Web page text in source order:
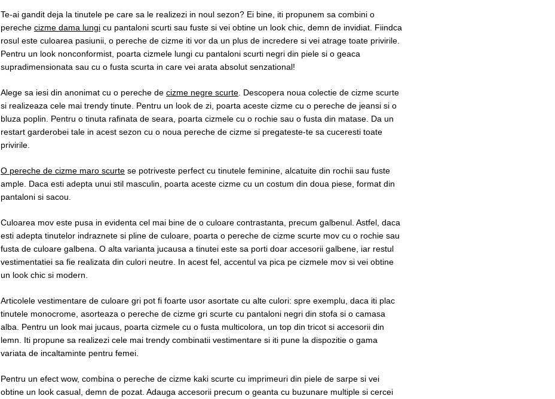
Te-ai gandit deja la tinutele pe care sa le realizezi in noul sezon? Ei bine, iti propunem sa combini o
pereche cizme dama lungi cu pantaloni scurti sau fuste si vei obtine un look chic, demn de invidiat. Fiindca
rosul este culoarea pasiunii, o pereche de cizme iti vor da un plus de incredere si vei atrage toate privirile.
Pentru un look nonconformist, poarta cizmele lungi cu pantaloni scurti negri din piele si o geaca
supradimensionata sau cu o fusta scurta in care vei arata absolut senzational!
Alege sa iesi din anonimat cu o pereche de cizme negre scurte . Descopera noua colectie de cizme scurte
si realizeaza cele mai trendy tinute. Pentru un look de zi, poarta aceste cizme cu o pereche de jeansi si o
bluza poplin. Pentru o tinuta rafinata de seara, poarta cizmele cu o rochie sau o fusta din matase. Da un
restart garderobei tale in acest sezon cu o noua pereche de cizme si pregateste-te sa cuceresti toate
privirile.
O pereche de cizme maro scurte se potriveste perfect cu tinutele feminine, alcatuite din rochii sau fuste
ample. Daca esti adepta unui stil masculin, poarta aceste cizme cu un costum din doua piese, format din
pantaloni si sacou.
Culoarea mov este pusa in evidenta cel mai bine de o culoare contrastanta, precum galbenul. Astfel, daca
esti adepta tinutelor indraznete si pline de culoare, poarta o pereche de cizme scurte mov cu o rochie sau
fusta de culoare galbena. O alta varianta jucausa a tinutei este sa porti doar accesorii galbene, iar restul
vestimentatiei sa fie realizata din culori neutre. In acest fel, accentul va pica pe cizmele mov si vei obtine
un look chic si modern.
Articolele vestimentare de culoare gri pot fi foarte usor asortate cu alte culori: spre exemplu, daca iti plac
tinutele monocrome, asorteaza o pereche de cizme gri scurte cu pantaloni negri din stofa si o camasa
alba. Pentru un look mai jucaus, poarta cizmele cu o fusta multicolora, un top din tricot si accesorii din
lemn. Iti propune sa realizezi cele mai trendy combinatii vestimentare si iti pune la dispozitie o gama
variata de incaltaminte pentru femei.
Pentru un efect wow, combina o pereche de cizme kaki scurte cu imprimeuri din piele de sarpe si vei
obtine un look casual, demn de pozat. Adauga accesorii precum o geanta cu buzunare multiple si cercei